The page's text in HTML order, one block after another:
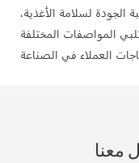
الجودة لسلامة الأغذية،
المواصفات المختلفة
معنا